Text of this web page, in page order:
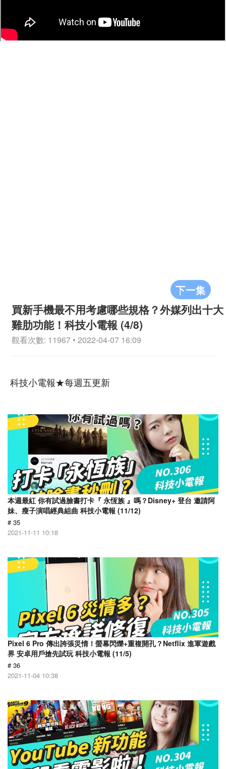
下一集
買新手機最不用考慮哪些規格？外媒列出十大
雞肋功能！科技小電報 (4/8)
觀看次數: 11967 • 2022-04-07 16:09
科技小電報★每週五更新
本週最紅 你有試過臉書打卡『 永恆族 』嗎？Disney+ 登台 邀請阿
妹、瘦子演唱經典組曲 科技小電報 (11/12)
# 35
2021-11-11 10:18
Pixel 6 Pro 傳出誇張災情！螢幕閃爍+重複開孔？Netflix 進軍遊戲
界 安卓用戶搶先試玩 科技小電報 (11/5)
# 36
2021-11-04 10:38